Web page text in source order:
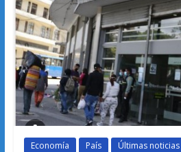
Economía País Últimas noticias